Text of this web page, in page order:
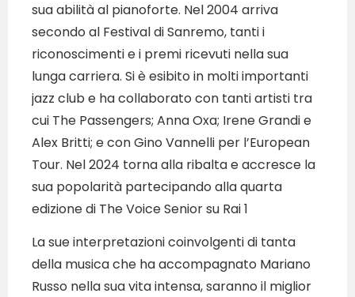
sua abilità al pianoforte. Nel 2004 arriva
secondo al Festival di Sanremo, tanti i
riconoscimenti e i premi ricevuti nella sua
lunga carriera. Si è esibito in molti importanti
jazz club e ha collaborato con tanti artisti tra
cui The Passengers; Anna Oxa; Irene Grandi e
Alex Britti; e con Gino Vannelli per l’European
Tour. Nel 2024 torna alla ribalta e accresce la
sua popolarità partecipando alla quarta
edizione di The Voice Senior su Rai 1
La sue interpretazioni coinvolgenti di tanta
della musica che ha accompagnato Mariano
Russo nella sua vita intensa, saranno il miglior